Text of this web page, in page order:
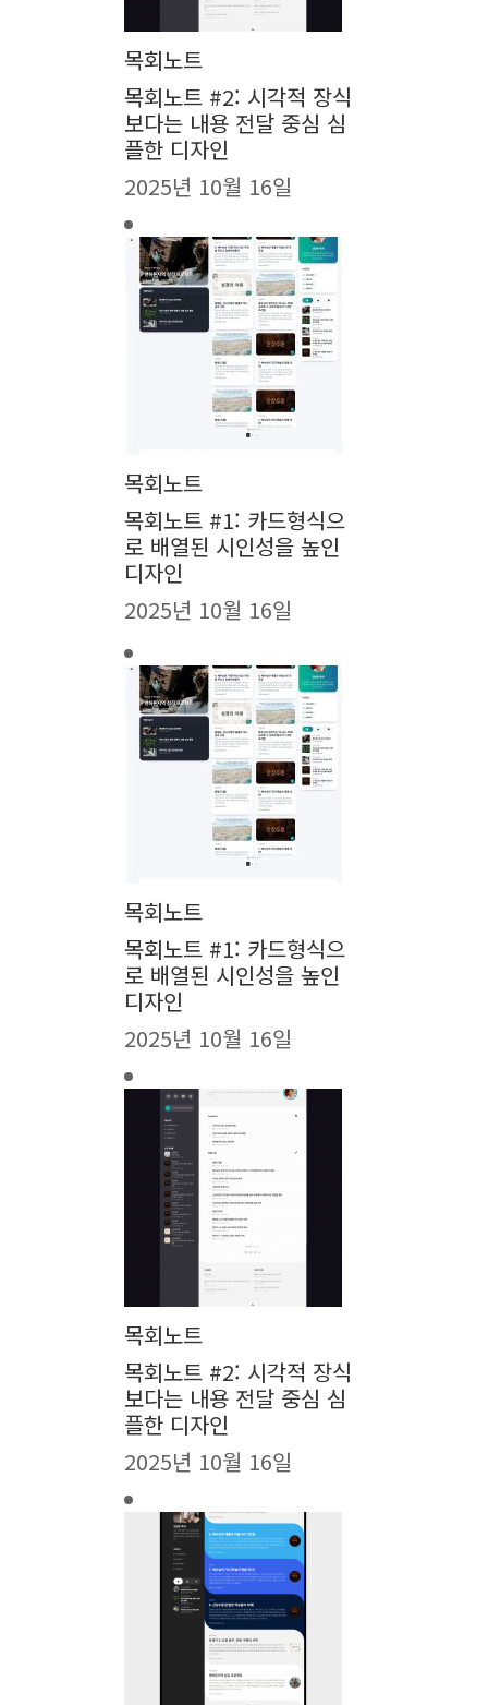
목회노트
목회노트 #2: 시각적 장식
보다는 내용 전달 중심 심
플한 디자인
2025년 10월 16일
목회노트
목회노트 #1: 카드형식으
로 배열된 시인성을 높인
디자인
2025년 10월 16일
목회노트
목회노트 #1: 카드형식으
로 배열된 시인성을 높인
디자인
2025년 10월 16일
목회노트
목회노트 #2: 시각적 장식
보다는 내용 전달 중심 심
플한 디자인
2025년 10월 16일